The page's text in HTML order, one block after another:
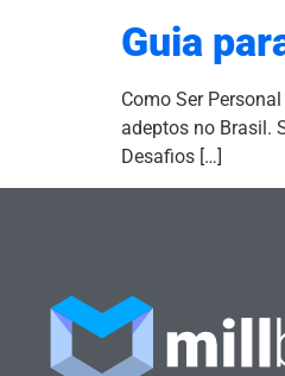
Guia
Como Ser
adeptos no Brasil.
Desafios […]